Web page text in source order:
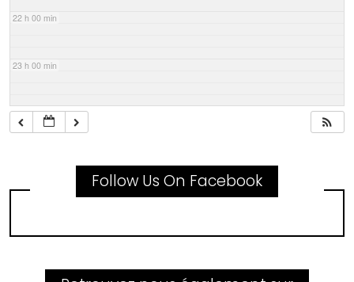
22 h 00 min
23 h 00 min
Follow Us On Facebook